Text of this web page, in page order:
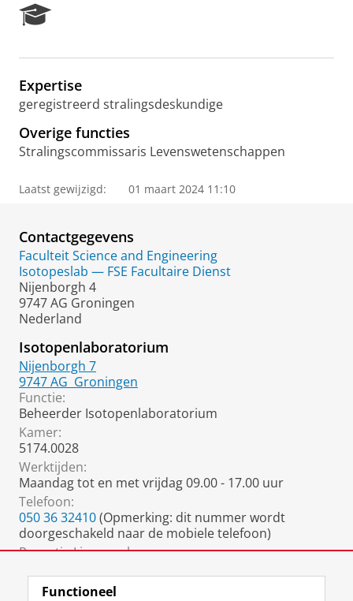
e
r
c
P
o
t
a
Expertise
geregistreerd stralingsdeskundige
Overige functies
Stralingscommissaris Levenswetenschappen
Laatst gewijzigd: 01 maart 2024 11:10
Contactgegevens
Faculteit Science and Engineering
Isotopeslab — FSE Facultaire Dienst
Nijenborgh 4
9747 AG Groningen
Nederland
Isotopenlaboratorium
Nijenborgh 7
9747 AG Groningen
Functie:
Beheerder Isotopenlaboratorium
Kamer:
5174.0028
Werktijden:
Maandag tot en met vrijdag 09.00 - 17.00 uur
Telefoon:
050 36 32410(Opmerking: dit nummer wordt
doorgeschakeld naar de mobiele telefoon)
Receptie Linnaeusborg:
Functioneel